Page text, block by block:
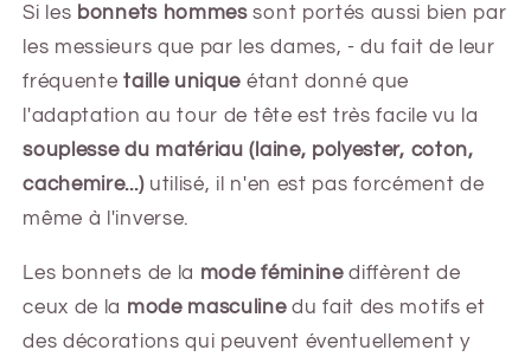
Si les bonnets hommessont portés aussi bien par
les messieurs que par les dames, - du fait de leur
fréquentetaille unique étant donné que
l'adaptation au tour de tête est très facile vu la
souplesse du matériau (laine, polyester, coton,
cachemire...) utilisé, il n'en est pas forcément de
même à l'inverse.
Les bonnets de la mode fémininediffèrent de
ceux de la mode masculinedu fait des motifs et
des décorations qui peuvent éventuellement y